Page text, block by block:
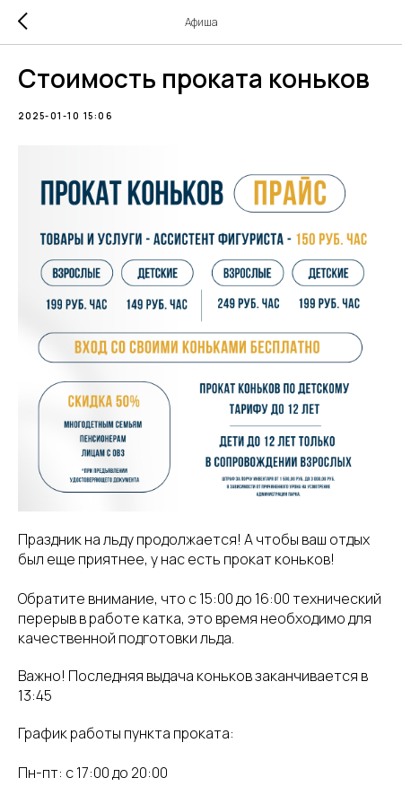
Афиша
Стоимость проката коньков
2025-01-10 15:06
Праздник на льду продолжается! А чтобы ваш отдых
был еще приятнее, у нас есть прокат коньков!
Обратите внимание, что с 15:00 до 16:00 технический
перерыв в работе катка, это время необходимо для
качественной подготовки льда.
Важно! Последняя выдача коньков заканчивается в
13:45
График работы пункта проката:
Пн-пт: с 17:00 до 20:00